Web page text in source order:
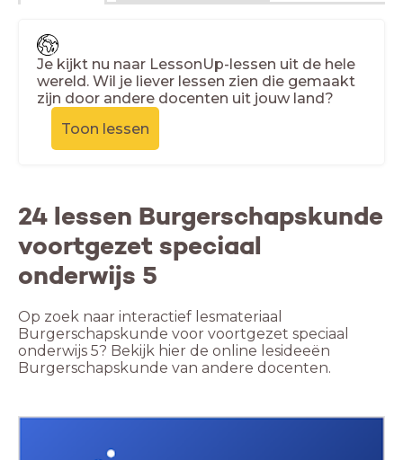
Je kijkt nu naar LessonUp-lessen uit de hele
wereld. Wil je liever lessen zien die gemaakt
zijn door andere docenten uit jouw land?
Toon lessen
24 lessen Burgerschapskunde
voortgezet speciaal
onderwijs 5
Op zoek naar interactief lesmateriaal
Burgerschapskunde voor voortgezet speciaal
onderwijs 5? Bekijk hier de online lesideeën
Burgerschapskunde van andere docenten.